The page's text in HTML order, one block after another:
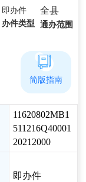
即办件
办件类型
全县
通办范围
11620802MB1
511216Q40001
20212000
即办件
简版指南